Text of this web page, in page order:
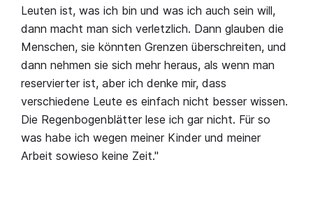
Leuten ist, was ich bin und was ich auch sein will,
dann macht man sich verletzlich. Dann glauben die
Menschen, sie könnten Grenzen überschreiten, und
dann nehmen sie sich mehr heraus, als wenn man
reservierter ist, aber ich denke mir, dass
verschiedene Leute es einfach nicht besser wissen.
Die Regenbogenblätter lese ich gar nicht. Für so
was habe ich wegen meiner Kinder und meiner
Arbeit sowieso keine Zeit."